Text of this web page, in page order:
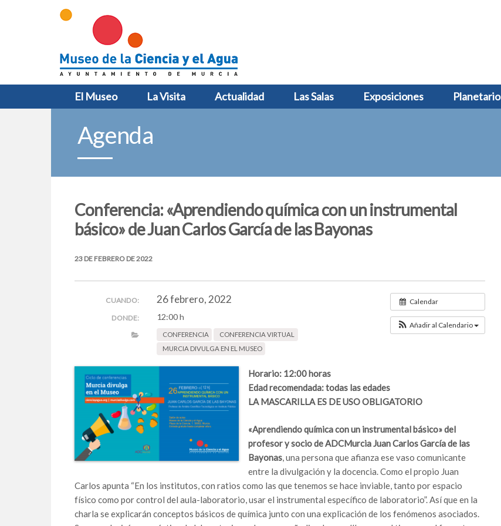
El Museo La Visita Actualidad Las Salas Exposiciones Planetario
Agenda
Conferencia: «Aprendiendo química con un instrumental
básico» de Juan Carlos García de las Bayonas
23 DE FEBRERO DE 2022
Calendar
Añadir al Calendario
CUANDO: 26 febrero, 2022
DONDE: 12:00 h
CONFERENCIA
CONFERENCIA VIRTUAL
MURCIA DIVULGA EN EL MUSEO
Horario: 12:00 horas
Edad recomendada: todas las edades
LA MASCARILLA ES DE USO OBLIGATORIO
«Aprendiendo química con un instrumental básico» del
profesor y socio de ADCMurcia Juan Carlos García de las
Bayonas , una persona que afianza ese vaso comunicante
entre la divulgación y la docencia. Como el propio Juan
Carlos apunta “En los institutos, con ratios como las que tenemos se hace inviable, tanto por espacio
físico como por control del aula-laboratorio, usar el instrumental específico de laboratorio”. Así que en la
charla se explicarán conceptos básicos de química junto con una explicación de los fenómenos asociados.